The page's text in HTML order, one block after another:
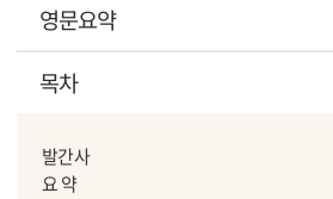
영문요약
목차
발간사
요 약